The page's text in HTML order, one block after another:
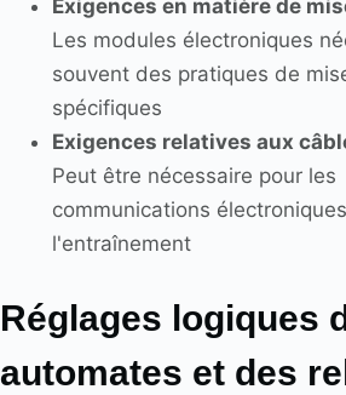
Exigences en matière de
Les modules électroniques
souvent des pratiques de
spécifiques
Exigences relatives aux
Peut être nécessaire pour les
communications
l'entraînement
Réglages logiques
automates et des